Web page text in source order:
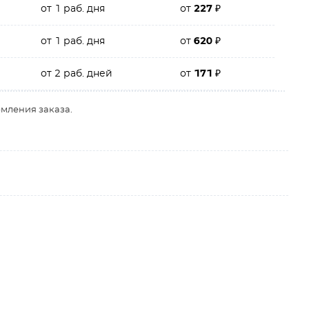
от 1 раб. дня от227₽
от 1 раб. дня от620₽
от 2 раб. дней от 171₽
заказа.